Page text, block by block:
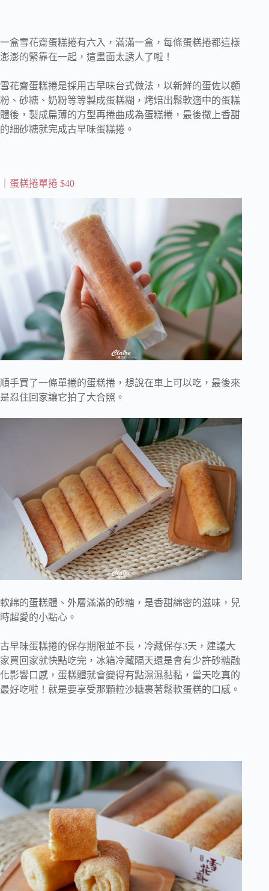
一盒雪花齋蛋糕捲有六入，滿滿一盒，每條蛋糕捲都這樣
澎澎的緊靠在一起，這畫面太誘人了啦！
雪花齋蛋糕捲是採用古早味台式做法，以新鮮的蛋佐以麵
粉、砂糖、奶粉等等製成蛋糕糊，烤焙出鬆軟適中的蛋糕
體後，製成扁薄的方型再捲曲成為蛋糕捲，最後撒上香甜
的細砂糖就完成古早味蛋糕捲。
｜蛋糕捲單捲 $40
順手買了一條單捲的蛋糕捲，想說在車上可以吃，最後來
是忍住回家讓它拍了大合照。
軟綿的蛋糕體、外層滿滿的砂糖，是香甜綿密的滋味，兒
時超愛的小點心。
古早味蛋糕捲的保存期限並不長，冷藏保存3天，建議大
家買回家就快點吃完，冰箱冷藏隔天還是會有少許砂糖融
化影響口感，蛋糕體就會變得有點濕濕黏黏，當天吃真的
最好吃啦！就是要享受那顆粒沙糖裹著鬆軟蛋糕的口感。